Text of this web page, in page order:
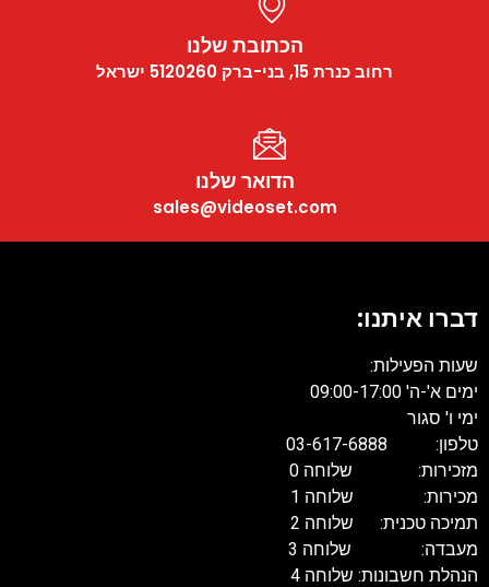
הכתובת שלנו
רחוב כנרת 15, בני-ברק 5120260 ישראל
הדואר שלנו
sales@videoset.com
דברו איתנו:
שעות הפעילות:
ימים א'-ה' 09:00-17:00
ימי ו' סגור
טלפון: 03-617-6888
מזכירות: שלוחה 0
מכירות: שלוחה 1
תמיכה טכנית: שלוחה 2
מעבדה: שלוחה 3
הנהלת חשבונות: שלוחה 4